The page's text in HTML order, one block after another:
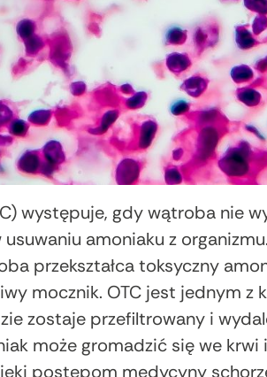
występuje, gdy wątroba nie
amoniaku z
przekształca toksyczny
mocznik. OTC jest jednym z
zostaje przefiltrowany i
może gromadzić się we krwi
postępom medycyny